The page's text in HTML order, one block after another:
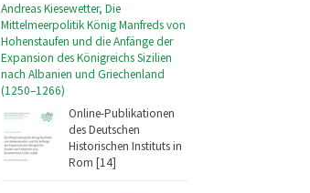
Andreas Kiesewetter, Die
Mittelmeerpolitik König Manfreds von
Hohenstaufen und die Anfänge der
Expansion des Königreichs Sizilien
nach Albanien und Griechenland
(1250–1266)
Online-Publikationen
des Deutschen
Historischen Instituts in
Rom [14]